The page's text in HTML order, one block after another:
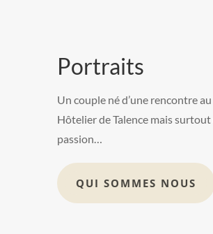
Portraits
Un couple né d’une rencontre
Hôtelier de Talence mais surtout
passion…
QUI SOMMES NOUS